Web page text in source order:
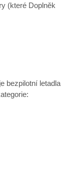
(které Doplněk
bezpilotní letadla